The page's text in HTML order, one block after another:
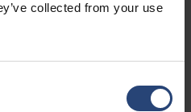
collected from your use